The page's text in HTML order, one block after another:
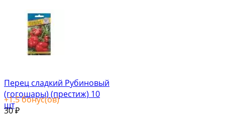
Перец сладкий Рубиновый
(гогошары) (престиж) 10
шт
+1.5бонус(ов)
30₽